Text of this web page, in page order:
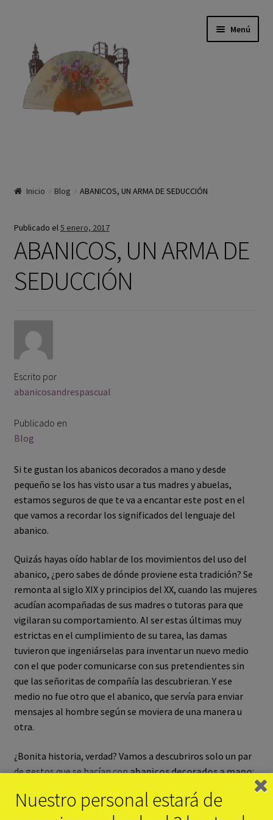
Menú
Tienda
La Empresa
Historia
El Abanico en España
La Fabricación
El Lenguaje del Abanico
Blog
Contacto
Inicio Blog ABANICOS, UN ARMA DE SEDUCCIÓN
Publicado el5 enero, 2017
ABANICOS, UN ARMA DE
SEDUCCIÓN
Escrito por
abanicosandrespascual
Publicado en
Blog
Si te gustan los abanicos decorados a mano y desde
pequeño se los has visto usar a tus madres y abuelas,
estamos seguros de que te va a encantar este post en el
que vamos a recordar los significados del lenguaje del
abanico.
Quizás hayas oído hablar de los movimientos del uso del
abanico, ¿pero sabes de dónde proviene esta tradición? Se
remonta al siglo XIX y principios del XX, cuando las mujeres
acudían acompañadas de sus madres o tutoras para que
vigilaran su comportamiento. Al ser estas últimas muy
estrictas en el cumplimiento de su tarea, las damas
tuvieron que ingeniárselas para inventar un nuevo medio
con el que poder comunicarse con sus pretendientes sin
que las señoritas de compañía las descubrieran. Y ese
medio no fue otro que el abanico, que servía para enviar
mensajes al hombre según se moviera de una manera u
otra.
¿Bonita historia, verdad? Vamos a descubriros solo un par
de gestos que se hacían conabanicos decorados a mano:
intensidad’ y cerrarlo rápido transmitía una negativa al
pretendiente.
Nuestro personal estará de